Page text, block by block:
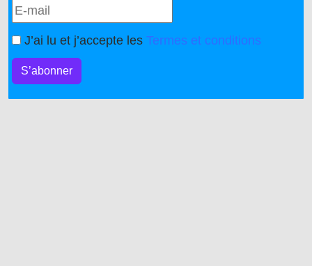
J’ai lu et j’accepte les Termes et conditions
S’abonner